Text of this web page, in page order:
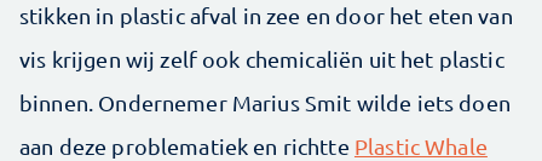
stikken in plastic afval in zee en door het eten van
vis krijgen wij zelf ook chemicaliën uit het plastic
binnen. Ondernemer Marius Smit wilde iets doen
aan deze problematiek en richtte Plastic Whale